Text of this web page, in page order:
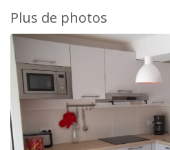
Plus de photos